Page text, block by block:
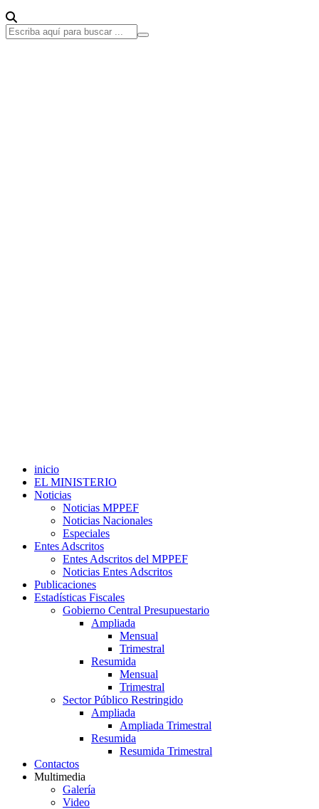
inicio
EL MINISTERIO
Noticias
Noticias MPPEF
Noticias Nacionales
Especiales
Entes Adscritos
Entes Adscritos del MPPEF
Noticias Entes Adscritos
Publicaciones
Estadísticas Fiscales
Gobierno Central Presupuestario
Ampliada
Mensual
Trimestral
Resumida
Mensual
Trimestral
Sector Público Restringido
Ampliada
Ampliada Trimestral
Resumida
Resumida Trimestral
Contactos
Multimedia
Galería
Video